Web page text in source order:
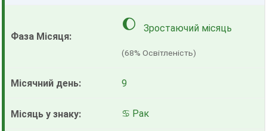
🌔 Зростаючий місяць
(68% Освітленість)
9
♋ Рак